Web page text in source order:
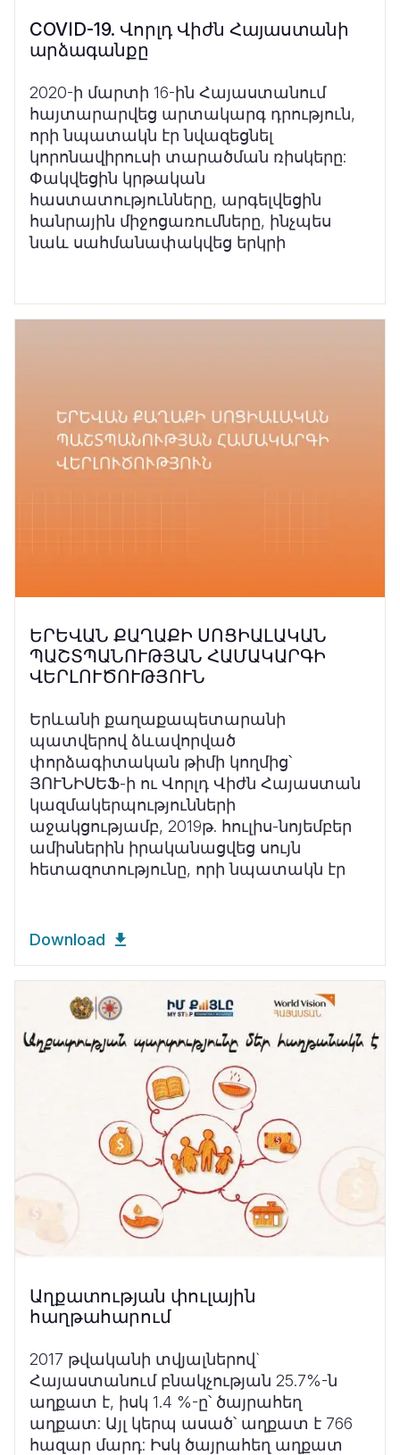
COVID-19. Վորլդ Վիժն Հայաստանի
արձագանքը
2020-ի մարտի 16-ին Հայաստանում
հայտարարվեց արտակարգ դրություն,
որի նպատակն էր նվազեցնել
կորոնավիրուսի տարածման ռիսկերը:
Փակվեցին կրթական
հաստատությունները, արգելվեցին
հանրային միջոցառումները, ինչպես
նաև սահմանափակվեց երկրի
ԵՐԵՎԱՆ ՔԱՂԱՔԻ ՍՈՑԻԱԼԱԿԱՆ
ՊԱՇՏՊԱՆՈՒԹՅԱՆ ՀԱՄԱԿԱՐԳԻ
ՎԵՐԼՈՒԾՈՒԹՅՈՒՆ
Երևանի քաղաքապետարանի
պատվերով ձևավորված
փորձագիտական թիմի կողմից՝
ՅՈՒՆԻՍԵՖ-ի ու Վորլդ Վիժն Հայաստան
կազմակերպությունների
աջակցությամբ, 2019թ. հուլիս-նոյեմբեր
ամիսներին իրականացվեց սույն
հետազոտությունը, որի նպատակն էր
Download
Աղքատության փուլային
հաղթահարում
2017 թվականի տվյալներով`
Հայաստանում բնակչության 25.7%-ն
աղքատ է, իսկ 1.4 %-ը՝ ծայրահեղ
աղքատ: Այլ կերպ ասած՝ աղքատ է 766
հազար մարդ: Իսկ ծայրահեղ աղքատ